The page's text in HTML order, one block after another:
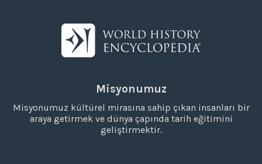
Misyonumuz
Misyonumuz kültürel mirasına sahip çıkan insanları bir
araya getirmek ve dünya çapında tarih eğitimini
geliştirmektir.